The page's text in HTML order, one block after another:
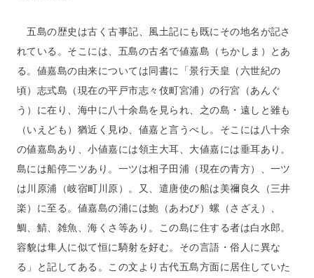
五島の歴史は古く古事記、風土記にも既にその地名が記さ
れている。そこには、五島の古名で値嘉島（ちかしま）とあ
る。値嘉島の由来については同書に「景行天皇（六世紀の
頃）志式島（現在の平戸市志々伎町宮浦）の行宮（あんぐ
う）に在り、海中に八十余島を見られ、之の島・遠しと雖も
（いえども）猶近く見ゆ、値嘉と言うべし。そこには八十余
の値嘉島あり、小値嘉には領主大耳、大値嘉には垂耳あり。
島には船停二ツあり。一ツは相子田浦（現在の青方）、一ツ
は川原浦（岐宿町川原）。又、遣唐使の船は美禰良久（三井
楽）に至る。値嘉島の浦には鮑（あわび）螺（さざえ）、
鯛、鯖、雑魚、海くさ等あり。この島に住する者は白水郎。
容貌は隼人に似て恒に騎射を好む。その言語・俗人に異な
る」と記してある。この文より古代五島方面に居住していた